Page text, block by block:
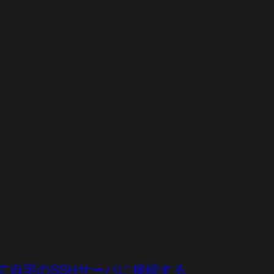
自宅のSSHサーバに接続する